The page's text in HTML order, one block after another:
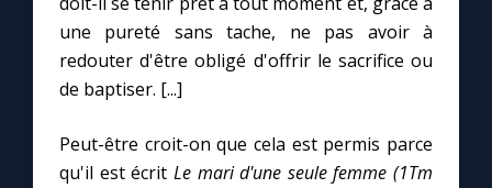
une pureté sans tache, ne pas avoir à
redouter d'être obligé d'offrir le sacrifice ou
de baptiser. [...]
Peut-être croit-on que cela est permis parce
qu'il est écrit Le mari d'une seule femme (1Tm